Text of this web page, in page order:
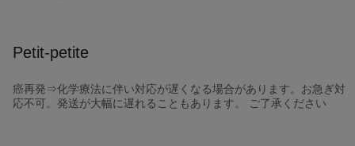
Petit-petite
癌再発⇒化学療法に伴い対応が遅くなる場合があります。お急ぎ対
応不可。発送が大幅に遅れることもあります。 ご了承ください